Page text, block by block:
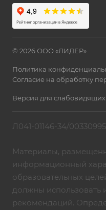
© 2026 ООО «ЛИДЕР»
Политика
Согласие на обработку
Версия для слабовидящих
Л041-01146-34/
Материалы,
информационный
образовательных
должны использовать
рекомендаций.